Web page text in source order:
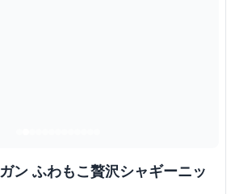
ン ふわもこ贅沢シャギーニッ